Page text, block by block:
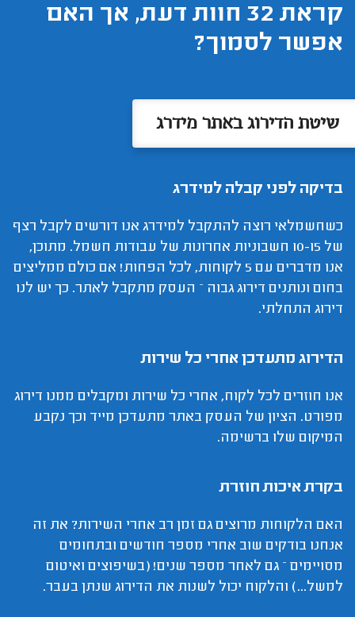
קראת 32 חוות דעת, אך האם
אפשר לסמוך?
שיטת הדירוג באתר מידרג
בדיקה לפני קבלה למידרג
כשחשמלאי רוצה להתקבל למידרג אנו דורשים לקבל רצף
של 10-15 חשבוניות אחרונות של עבודות חשמל. מתוכן,
אנו מדברים עם 5 לקוחות, לכל הפחות! אם כולם ממליצים
בחום ונותנים דירוג גבוה – העסק מתקבל לאתר. כך יש לנו
דירוג התחלתי.
הדירוג מתעדכן אחרי כל שירות
אנו חוזרים לכל לקוח, אחרי כל שירות ומקבלים ממנו דירוג
מפורט. הציון של העסק באתר מתעדכן מייד וכך נקבע
המיקום שלו ברשימה.
בקרת איכות חוזרת
האם הלקוחות מרוצים גם זמן רב אחרי השירות? את זה
אנחנו בודקים שוב אחרי מספר חודשים ובתחומים
מסויימים – גם לאחר מספר שנים! (בשיפוצים ואיטום
למשל...) והלקוח יכול לשנות את הדירוג שנתן בעבר.